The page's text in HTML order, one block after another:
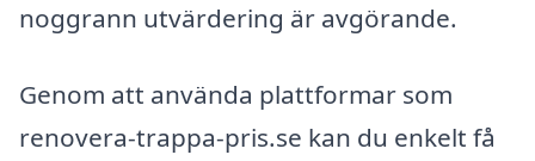
noggrann utvärdering är avgörande.
Genom att använda plattformar som
renovera-trappa-pris.se kan du enkelt få